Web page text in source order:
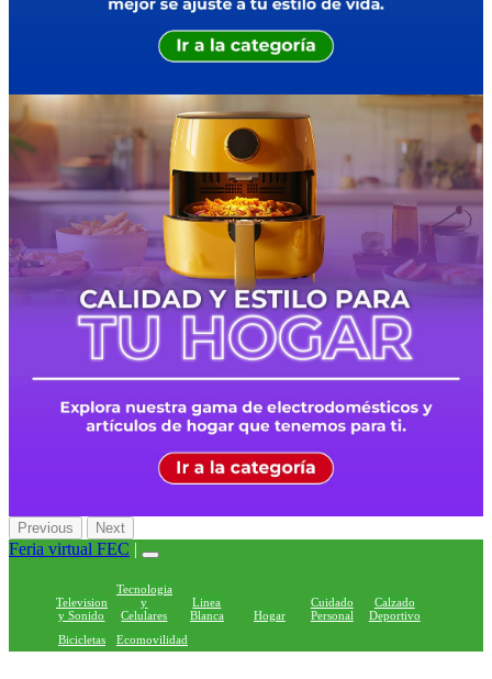
Previous Next
Feria virtual FEC |
Television
y Sonido
Tecnologia
y
Celulares
Linea
Blanca
Hogar
Cuidado
Personal
Calzado
Deportivo
Bicicletas
Ecomovilidad